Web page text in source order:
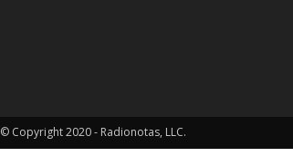
© Copyright 2020 - Radionotas, LLC.